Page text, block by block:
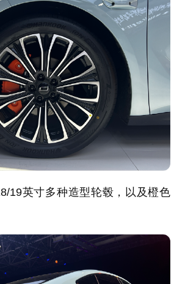
19英寸多种造型轮毂，以及橙色